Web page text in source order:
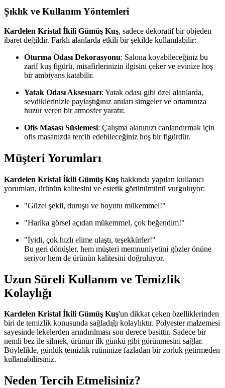
Şıklık ve Kullanım Yöntemleri
Kardelen Kristal İkili Gümüş Kuş, sadece dekoratif bir objeden
ibaret değildir. Farklı alanlarda etkili bir şekilde kullanılabilir:
Oturma Odası Dekorasyonu: Salona koyabileceğiniz bu
zarif kuş figürü, misafirlerinizin ilgisini çeker ve evinize hoş
bir ambiyans katabilir.
Yatak Odası Aksesuarı: Yatak odası gibi özel alanlarda,
sevdiklerinizle paylaştığınız anıları simgeler ve ortamınıza
huzur veren bir atmosfer yaratır.
Ofis Masası Süslemesi: Çalışma alanınızı canlandırmak için
ofis masanızda tercih edebileceğiniz hoş bir figürdür.
Müşteri Yorumları
Kardelen Kristal İkili Gümüş Kuş hakkında yapılan kullanıcı
yorumları, ürünün kalitesini ve estetik görünümünü vurguluyor:
"Güzel şekli, duruşu ve boyutu mükemmel!"
"Harika görsel açıdan mükemmel, çok beğendim!"
"İyidi, çok hızlı elime ulaştı, teşekkürler!"
Bu geri dönüşler, hem müşteri memnuniyetini gözler önüne
seriyor hem de ürünün kalitesini doğruluyor.
Uzun Süreli Kullanım ve Temizlik
Kolaylığı
Kardelen Kristal İkili Gümüş Kuş'un dikkat çeken özelliklerinden
biri de temizlik konusunda sağladığı kolaylıktır. Polyester malzemesi
sayesinde lekelerden arındırılması son derece basittir. Sadece bir
nemli bez ile silmek, ürünün ilk günkü gibi görünmesini sağlar.
Böylelikle, günlük temizlik rutininize fazladan bir zorluk getirmeden
kullanabilirsiniz.
Neden Tercih Etmelisiniz?